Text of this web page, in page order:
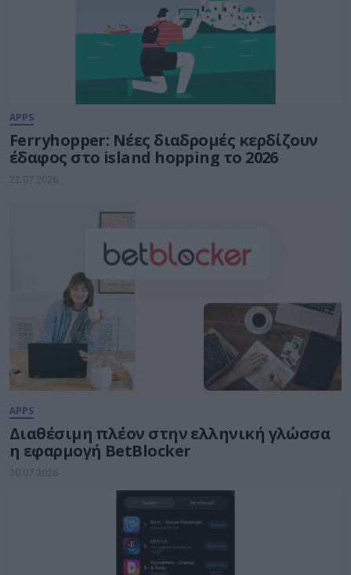
APPS
Ferryhopper: Νέες διαδρομές κερδίζουν
έδαφος στο island hopping το 2026
22.07.2026
APPS
Διαθέσιμη πλέον στην ελληνική γλώσσα
η εφαρμογή BetBlocker
20.07.2026